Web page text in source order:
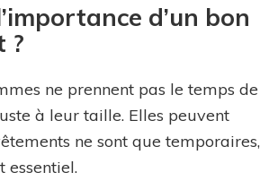
d’un bon
?
ne prennent pas le temps de
à leur taille. Elles peuvent
ne sont que temporaires,
essentiel.